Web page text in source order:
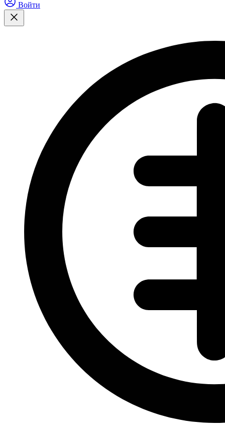
Войти